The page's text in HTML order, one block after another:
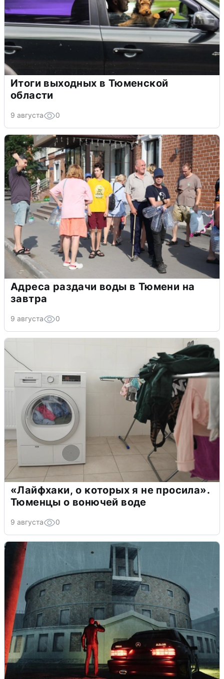
Итоги выходных в Тюменской
области
9 августа 0
Адреса раздачи воды в Тюмени на
завтра
9 августа 0
«Лайфхаки, о которых я не просила».
Тюменцы о вонючей воде
9 августа 0